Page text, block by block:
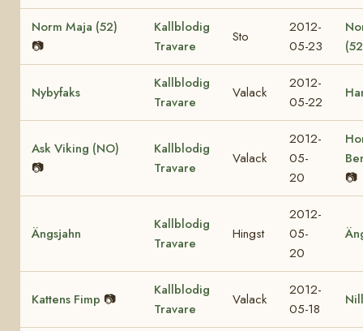
Norm Maja (52)
📷
Kallblodig
Travare
Sto
2012-
05-23
Nybyfaks
Kallblodig
Travare
Valack
2012-
05-22
Ask Viking (NO)
📷
Kallblodig
Travare
Valack
2012-
05-
20
📷
Ängsjahn
Kallblodig
Travare
Hingst
2012-
05-
20
Kattens Fimp 📷
Kallblodig
Travare
Valack
2012-
05-18